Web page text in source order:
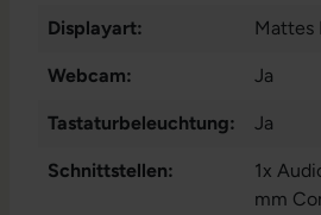
Displayart: Mattes
Webcam: Ja
Tastaturbeleuchtung: Ja
Schnittstellen:
1x
mm